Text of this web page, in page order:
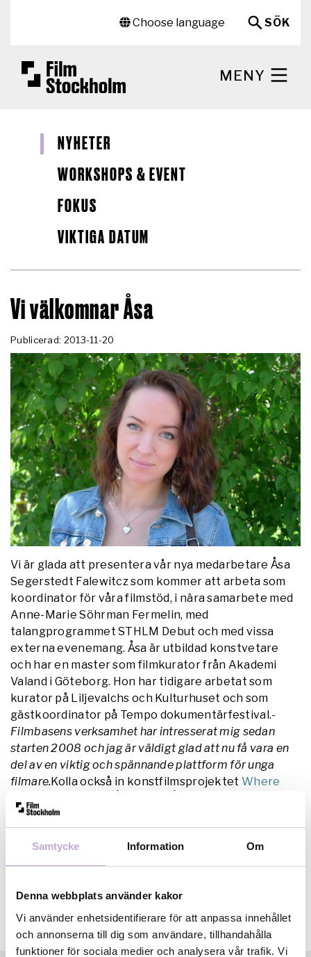
Samtycke Information Om
Denna webbplats använder kakor
Vi använder enhetsidentifierare för att anpassa innehållet
och annonserna till dig som användare, tillhandahålla
funktioner för sociala medier och analysera vår trafik. Vi
Choose language
SÖK
MENY
NYHETER
WORKSHOPS & EVENT
FOKUS
VIKTIGA DATUM
Vi välkomnar Åsa
Publicerad: 2013-11-20
Vi är glada att presentera vår nya medarbetare Åsa
Segerstedt Falewitcz som kommer att arbeta som
koordinator för våra filmstöd, i nära samarbete med
Anne-Marie Söhrman Fermelin, med
talangprogrammet STHLM Debut och med vissa
externa evenemang. Åsa är utbildad konstvetare
och har en master som filmkurator från Akademi
Valand i Göteborg. Hon har tidigare arbetat som
kurator på Liljevalchs och Kulturhuset och som
gästkoordinator på Tempo dokumentärfestival.-
Filmbasens verksamhet har intresserat mig sedan
starten 2008 och jag är väldigt glad att nu få vara en
del av en viktig och spännande plattform för unga
filmare. Kolla också in konstfilmsprojektet Where
asa@filmbasen.se